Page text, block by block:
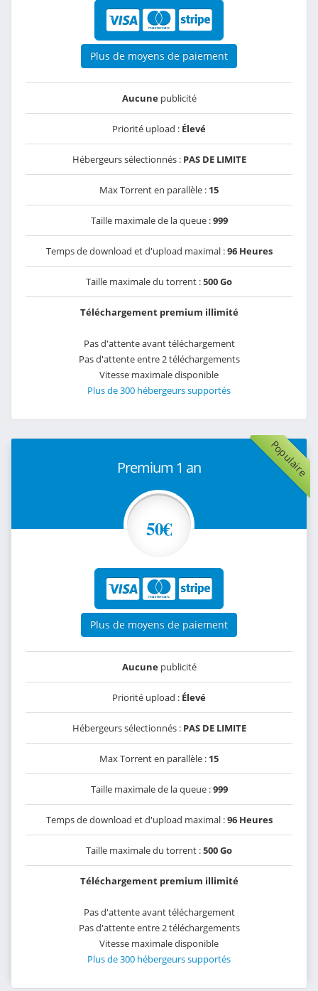
Plus de moyens de paiement
Aucunepublicité
Priorité upload : Élevé
Hébergeurs sélectionnés : PAS DE LIMITE
Max Torrent en parallèle : 15
Taille maximale de la queue :999
Temps de download et d'upload maximal :96 Heures
Taille maximale du torrent :500 Go
Téléchargement premium illimité
Pas d'attente avant téléchargement
Pas d'attente entre 2 téléchargements
Vitesse maximale disponible
Plus de 300 hébergeurs supportés
Populaire
Premium 1 an
50€
Plus de moyens de paiement
Aucunepublicité
Priorité upload : Élevé
Hébergeurs sélectionnés : PAS DE LIMITE
Max Torrent en parallèle : 15
Taille maximale de la queue :999
Temps de download et d'upload maximal :96 Heures
Taille maximale du torrent :500 Go
Téléchargement premium illimité
Pas d'attente avant téléchargement
Pas d'attente entre 2 téléchargements
Vitesse maximale disponible
Plus de 300 hébergeurs supportés